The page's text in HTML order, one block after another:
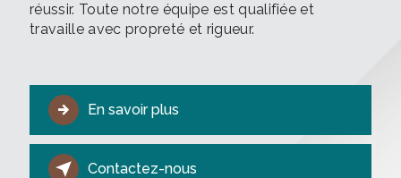
réussir. Toute notre équipe est qualifiée et
travaille avec propreté et rigueur.
En savoir plus
Contactez-nous